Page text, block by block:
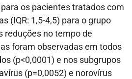
para os pacientes tratados com
(IQR: 1,5-4,5) para o grupo
reduções no tempo de
foram observadas em todos
(p<0,0001) e nos subgrupos
(p=0,0052) e norovírus